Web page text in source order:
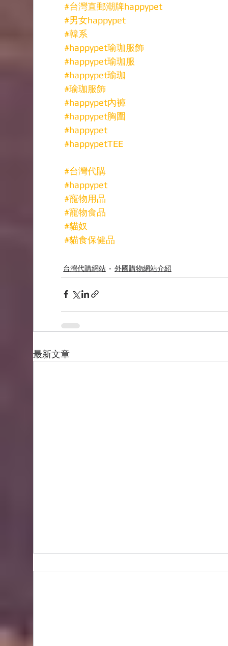
#台灣直郵潮牌happypet
#男女happypet
#韓系
#happypet瑜珈服飾
#happypet瑜珈服
#happypet瑜珈
#瑜珈服飾
#happypet內褲
#happypet胸圍
#happypet
#happypetTEE
#台灣代購
#happypet
#寵物用品
#寵物食品
#貓奴
#貓食保健品
台灣代購網站 外國購物網站介紹
最新文章